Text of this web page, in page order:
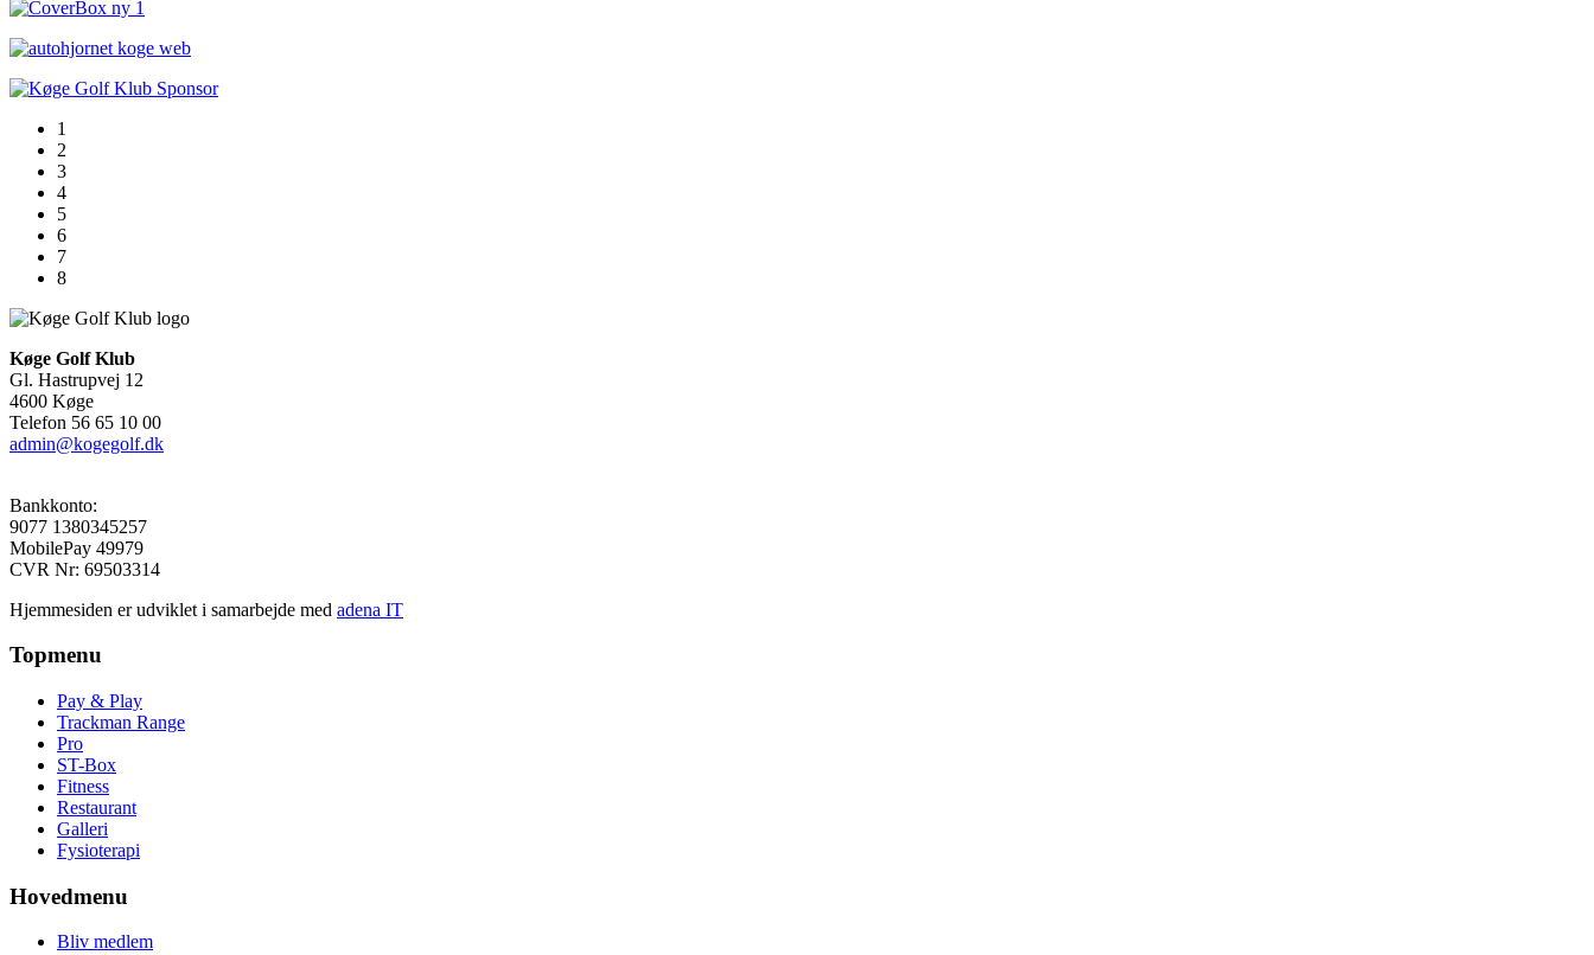
1
2
3
4
5
6
7
8
Køge Golf Klub
Gl. Hastrupvej 12
4600 Køge
Telefon 56 65 10 00
admin@kogegolf.dk
Bankkonto:
9077 1380345257
MobilePay 49979
CVR Nr: 69503314
Hjemmesiden er udviklet i samarbejde med adena IT
Topmenu
Pay & Play
Trackman Range
Pro
ST-Box
Fitness
Restaurant
Galleri
Fysioterapi
Hovedmenu
Bliv medlem